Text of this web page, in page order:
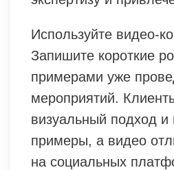
Используйте видео-
Запишите короткие
примерами уже
мероприятий.
визуальный подход и
примеры, а видео
на социальных